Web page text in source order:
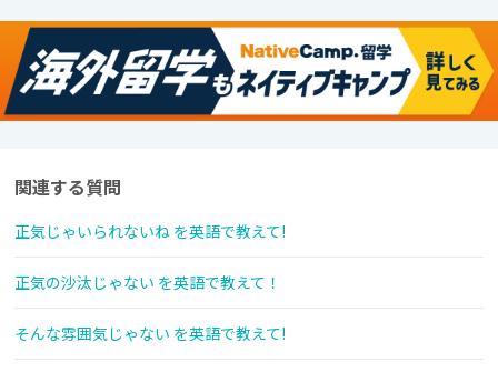
関連する質問
正気じゃいられないね を英語で教えて!
正気の沙汰じゃない を英語で教えて！
そんな雰囲気じゃない を英語で教えて!